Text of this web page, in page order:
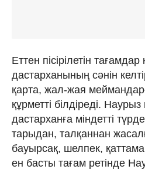
Еттен пісірілетін
дастарханының сәнін
қарта, жал-жая
құрметті білдіреді.
дастарханға міндетті
тарыдан, талқаннан
бауырсақ, шелпек,
ен басты тағам ретінде